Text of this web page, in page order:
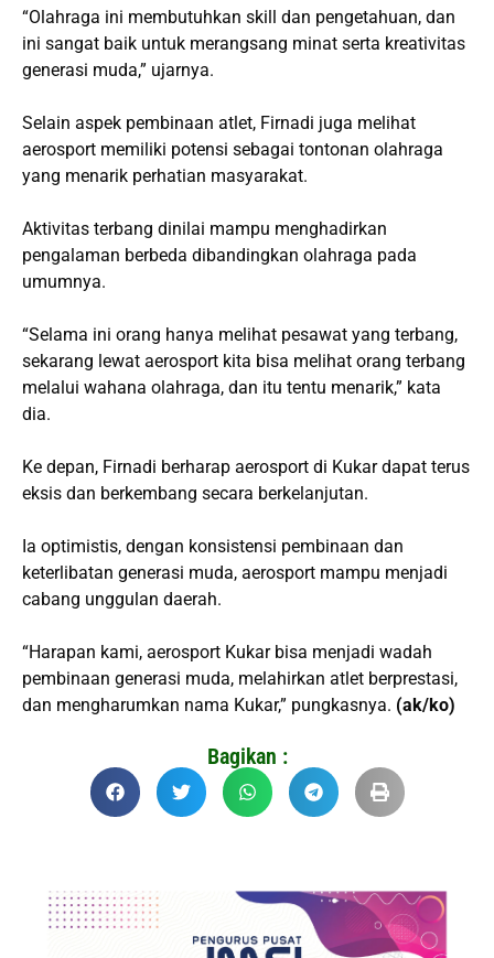
“Olahraga ini membutuhkan skill dan pengetahuan, dan
ini sangat baik untuk merangsang minat serta kreativitas
generasi muda,” ujarnya.
Selain aspek pembinaan atlet, Firnadi juga melihat
aerosport memiliki potensi sebagai tontonan olahraga
yang menarik perhatian masyarakat.
Aktivitas terbang dinilai mampu menghadirkan
pengalaman berbeda dibandingkan olahraga pada
umumnya.
“Selama ini orang hanya melihat pesawat yang terbang,
sekarang lewat aerosport kita bisa melihat orang terbang
melalui wahana olahraga, dan itu tentu menarik,” kata
dia.
Ke depan, Firnadi berharap aerosport di Kukar dapat terus
eksis dan berkembang secara berkelanjutan.
Ia optimistis, dengan konsistensi pembinaan dan
keterlibatan generasi muda, aerosport mampu menjadi
cabang unggulan daerah.
“Harapan kami, aerosport Kukar bisa menjadi wadah
pembinaan generasi muda, melahirkan atlet berprestasi,
dan mengharumkan nama Kukar,” pungkasnya. (ak/ko)
Bagikan :